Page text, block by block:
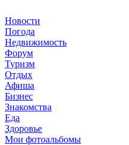
Новости
Погода
Недвижимость
Форум
Туризм
Отдых
Афиша
Бизнес
Знакомства
Еда
Здоровье
Мои фотоальбомы